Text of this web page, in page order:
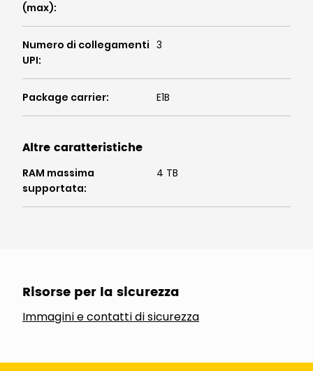
(max):
Numero di collegamenti
UPI:
3
Package carrier: E1B
Altre caratteristiche
RAM massima
supportata:
4 TB
Risorse per la sicurezza
Immagini e contatti di sicurezza